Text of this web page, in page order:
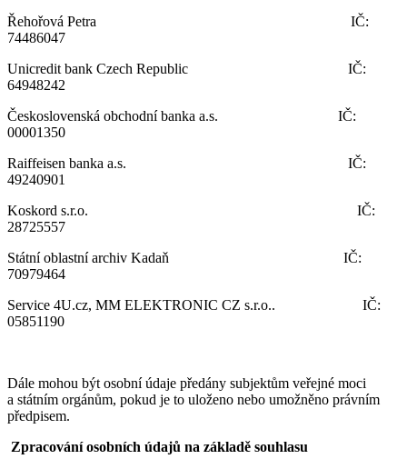
Řehořová Petra IČ:
74486047
Unicredit bank Czech Republic IČ:
64948242
Československá obchodní banka a.s. IČ:
00001350
Raiffeisen banka a.s. IČ:
49240901
Koskord s.r.o. IČ:
28725557
Státní oblastní archiv Kadaň IČ:
70979464
Service 4U.cz, MM ELEKTRONIC CZ s.r.o.. IČ:
05851190
Dále mohou být osobní údaje předány subjektům veřejné moci
a státním orgánům, pokud je to uloženo nebo umožněno právním
předpisem.
Zpracování osobních údajů na základě souhlasu